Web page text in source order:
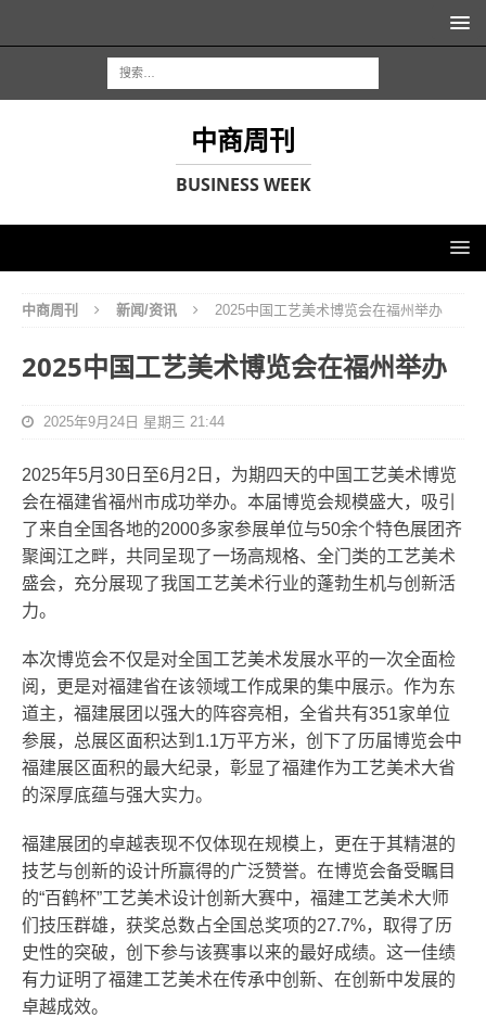
中商周刊
BUSINESS WEEK
中商周刊 新闻/资讯 2025中国工艺美术博览会在福州举办
2025中国工艺美术博览会在福州举办
2025年9月24日 星期三 21:44
2025年5月30日至6月2日，为期四天的中国工艺美术博览
会在福建省福州市成功举办。本届博览会规模盛大，吸引
了来自全国各地的2000多家参展单位与50余个特色展团齐
聚闽江之畔，共同呈现了一场高规格、全门类的工艺美术
盛会，充分展现了我国工艺美术行业的蓬勃生机与创新活
力。
本次博览会不仅是对全国工艺美术发展水平的一次全面检
阅，更是对福建省在该领域工作成果的集中展示。作为东
道主，福建展团以强大的阵容亮相，全省共有351家单位
参展，总展区面积达到1.1万平方米，创下了历届博览会中
福建展区面积的最大纪录，彰显了福建作为工艺美术大省
的深厚底蕴与强大实力。
福建展团的卓越表现不仅体现在规模上，更在于其精湛的
技艺与创新的设计所赢得的广泛赞誉。在博览会备受瞩目
的“百鹤杯”工艺美术设计创新大赛中，福建工艺美术大师
们技压群雄，获奖总数占全国总奖项的27.7%，取得了历
史性的突破，创下参与该赛事以来的最好成绩。这一佳绩
有力证明了福建工艺美术在传承中创新、在创新中发展的
卓越成效。